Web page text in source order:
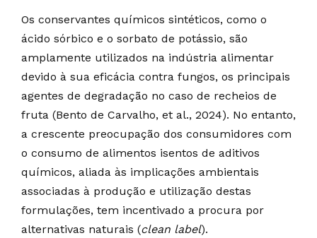
Os conservantes químicos sintéticos, como o
ácido sórbico e o sorbato de potássio, são
amplamente utilizados na indústria alimentar
devido à sua eficácia contra fungos, os principais
agentes de degradação no caso de recheios de
fruta (Bento de Carvalho, et al., 2024). No entanto,
a crescente preocupação dos consumidores com
o consumo de alimentos isentos de aditivos
químicos, aliada às implicações ambientais
associadas à produção e utilização destas
formulações, tem incentivado a procura por
alternativas naturais (clean label).